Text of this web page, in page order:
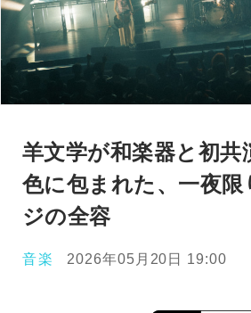
羊文学が和楽器と初共
色に包まれた、一夜
ジの全容
音楽 2026年05月20日 19:00